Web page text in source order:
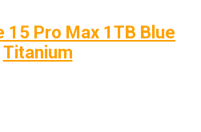
15 Pro Max 1TB Blue
Titanium